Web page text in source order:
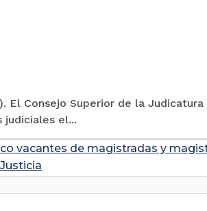
El Consejo Superior de la Judicatura
judiciales el...
vacantes de magistradas y